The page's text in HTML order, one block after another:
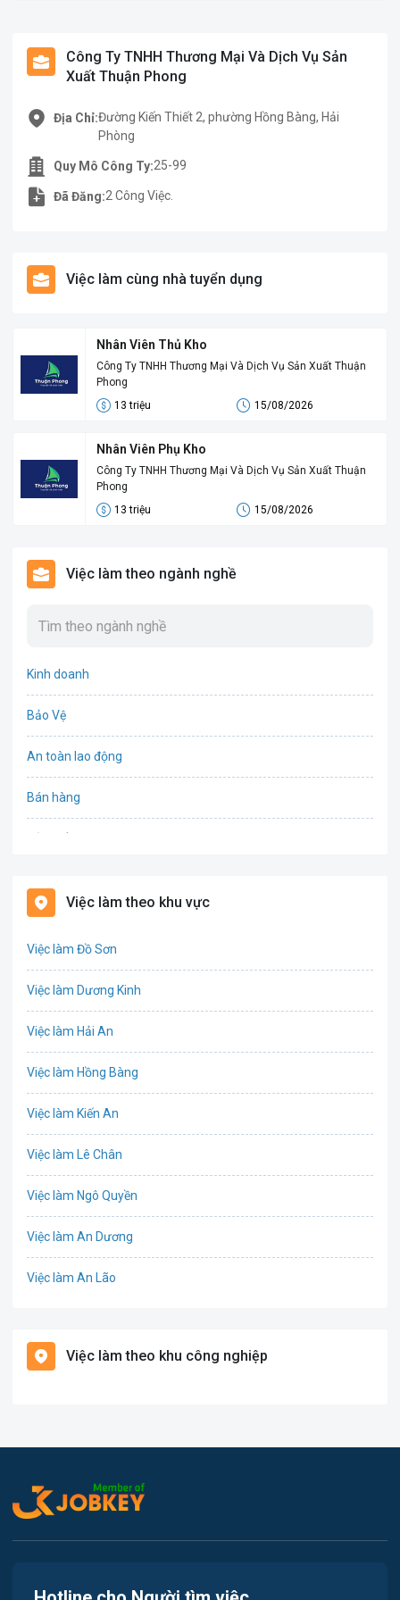
Công Ty TNHH Thương Mại Và Dịch Vụ Sản
Xuất Thuận Phong
Địa Chỉ:Đường Kiến Thiết 2, phường Hồng Bàng, Hải
Phòng
Quy Mô Công Ty:25-99
Đã Đăng:2 Công Việc.
Việc làm cùng nhà tuyển dụng
Nhân Viên Thủ Kho
Công Ty TNHH Thương Mại Và Dịch Vụ Sản Xuất Thuận
Phong
13 triệu
15/08/2026
Nhân Viên Phụ Kho
Công Ty TNHH Thương Mại Và Dịch Vụ Sản Xuất Thuận
Phong
13 triệu
15/08/2026
Việc làm theo ngành nghề
Kinh doanh
Bảo Vệ
An toàn lao động
Bán hàng
Biên phiên dịch
Văn Phòng
Lao Động Phổ Thông
Việc làm theo khu vực
Việc làm Đồ Sơn
Việc làm Dương Kinh
Việc làm Hải An
Việc làm Hồng Bàng
Việc làm Kiến An
Việc làm Lê Chân
Việc làm Ngô Quyền
Việc làm An Dương
Việc làm An Lão
Việc làm Cát Hải
Việc làm Tiên Lãng
Việc làm theo khu công nghiệp